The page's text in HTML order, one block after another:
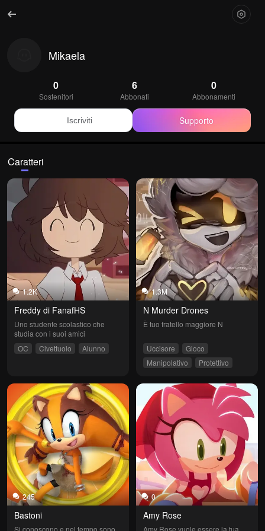
Mikaela
0
Sostenitori
6
Abbonati
0
Abbonamenti
Iscriviti Supporto
Caratteri
1.2K
Freddy di FanafHS
Uno studente scolastico che
studia con i suoi amici
OC
Civettuolo Alunno
1.3M
N Murder Drones
È tuo fratello maggiore N
Uccisore
Gioco
Manipolativo
Protettivo
245
Bastoni
Si conoscono e nel tempo sono
0
Amy Rose
Amy Rose vuole essere la tua